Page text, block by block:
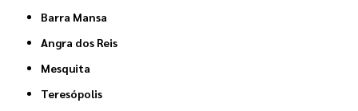
Barra Mansa
Angra dos Reis
Mesquita
Teresópolis